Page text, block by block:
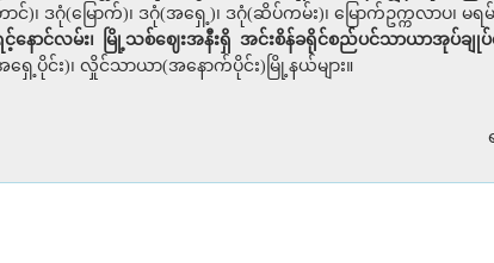
)၊ ဒဂုံ(မြောက်)၊ ဒဂုံ(အရှေ့)၊ ဒဂုံ(ဆိပ်ကမ်း)၊ မြောက်ဥက္ကလာပ၊ မရမ်
ာင်လမ်း၊ မြို့သစ်ဈေးအနီးရှိ အင်းစိန်ခရိုင်စည်ပင်သာယာအုပ်ချုပ်ရ
ေ့ပိုင်း)၊ လှိုင်သာယာ(အနောက်ပိုင်း)မြို့နယ်များ။